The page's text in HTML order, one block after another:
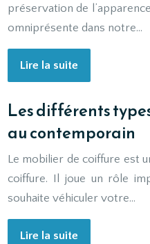
préservation de
omniprésente dans notre…
Lire la suite
Les différents
au contemporain
Le mobilier de coiffure est
coiffure. Il joue un rôle
souhaite véhiculer votre…
Lire la suite